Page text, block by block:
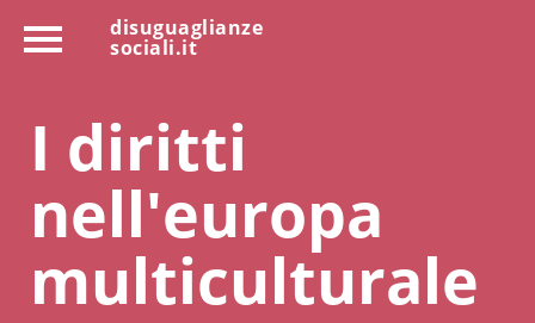
disuguaglianze
sociali.it
I diritti
nell'europa
multiculturale